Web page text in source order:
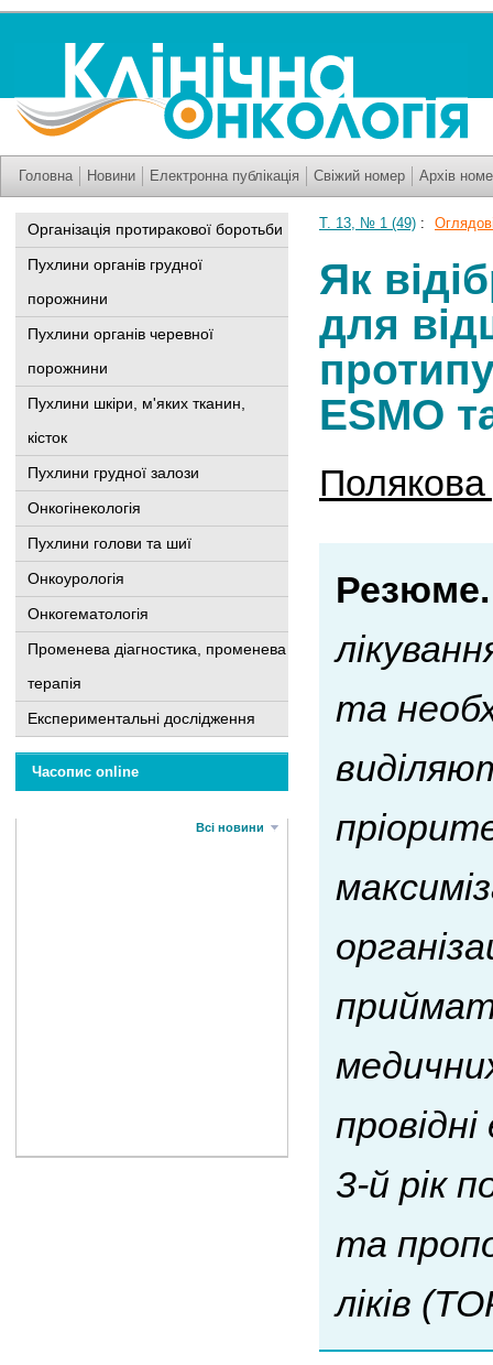
Головна Новини Електронна публікація Свіжий номер Архів
Організація протиракової боротьби
Пухлини органів грудної
порожнини
Пухлини органів черевної
порожнини
Пухлини шкіри, м'яких тканин,
кісток
Пухлини грудної залози
Онкогінекологія
Пухлини голови та шиї
Онкоурологія
Онкогематологія
Променева діагностика, променева
терапія
Експериментальні дослідження
Часопис online
Всі новини
Т. 13, № 1 (49) :
Як
для
ESMO
Резюме.
та
3-й рік
та
ліків